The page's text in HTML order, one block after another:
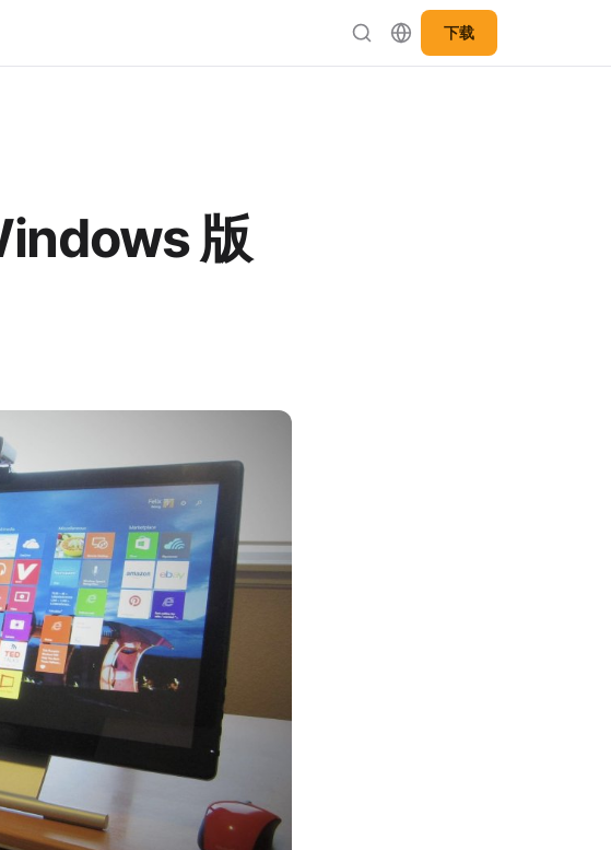
下载
版